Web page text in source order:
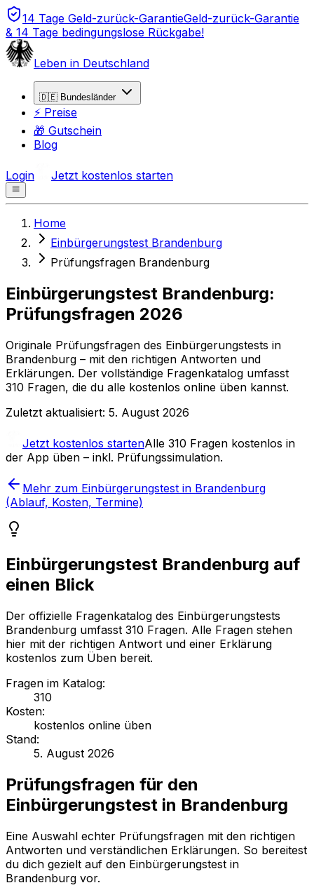
14 Tage Geld-zurück-GarantieGeld-zurück-Garantie
& 14 Tage bedingungslose Rückgabe!
Leben in Deutschland
🇩🇪 Bundesländer
⚡ Preise
🎁 Gutschein
Blog
Login Jetzt kostenlos starten
Home
Einbürgerungstest Brandenburg
Prüfungsfragen Brandenburg
Einbürgerungstest Brandenburg:
Prüfungsfragen 2026
Originale Prüfungsfragen des Einbürgerungstests in
Brandenburg – mit den richtigen Antworten und
Erklärungen. Der vollständige Fragenkatalog umfasst
310 Fragen, die du alle kostenlos online üben kannst.
Zuletzt aktualisiert: 5. August 2026
Jetzt kostenlos startenAlle 310 Fragen kostenlos in
der App üben – inkl. Prüfungssimulation.
Mehr zum Einbürgerungstest in Brandenburg
(Ablauf, Kosten, Termine)
Einbürgerungstest Brandenburg auf
einen Blick
Der offizielle Fragenkatalog des Einbürgerungstests
Brandenburg umfasst 310 Fragen. Alle Fragen stehen
hier mit der richtigen Antwort und einer Erklärung
kostenlos zum Üben bereit.
Fragen im Katalog:
310
Kosten:
kostenlos online üben
Stand:
5. August 2026
Prüfungsfragen für den
Einbürgerungstest in Brandenburg
Eine Auswahl echter Prüfungsfragen mit den richtigen
Antworten und verständlichen Erklärungen. So bereitest
du dich gezielt auf den Einbürgerungstest in
Brandenburg vor.